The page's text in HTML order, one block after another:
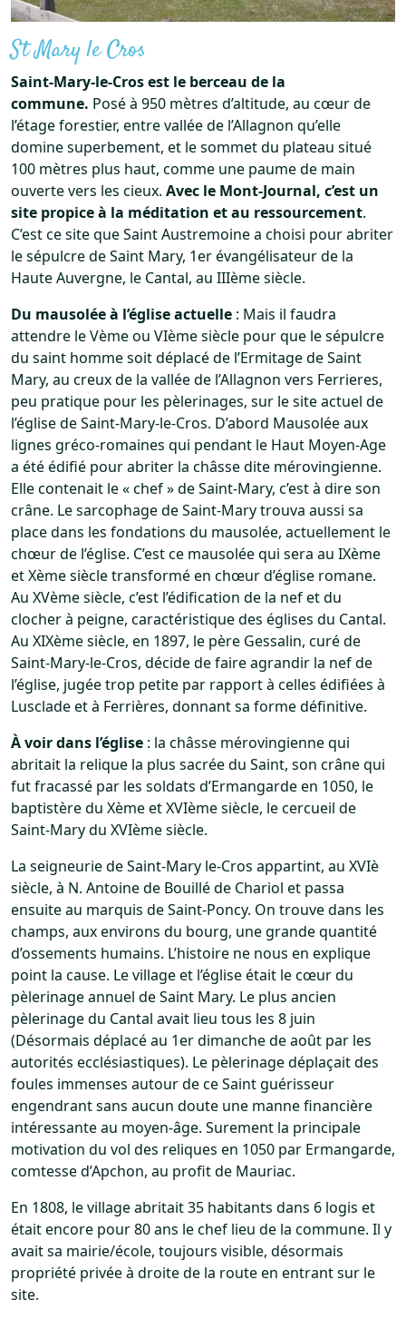
St Mary le Cros
Saint-Mary-le-Cros est le berceau de la
commune. Posé à 950 mètres d’altitude, au cœur de
l’étage forestier, entre vallée de l’Allagnon qu’elle
domine superbement, et le sommet du plateau situé
100 mètres plus haut, comme une paume de main
ouverte vers les cieux. Avec le Mont-Journal, c’est un
site propice à la méditation et au ressourcement.
C’est ce site que Saint Austremoine a choisi pour abriter
le sépulcre de Saint Mary, 1er évangélisateur de la
Haute Auvergne, le Cantal, au IIIème siècle.
Du mausolée à l’église actuelle : Mais il faudra
attendre le Vème ou VIème siècle pour que le sépulcre
du saint homme soit déplacé de l’Ermitage de Saint
Mary, au creux de la vallée de l’Allagnon vers Ferrieres,
peu pratique pour les pèlerinages, sur le site actuel de
l’église de Saint-Mary-le-Cros. D’abord Mausolée aux
lignes gréco-romaines qui pendant le Haut Moyen-Age
a été édifié pour abriter la châsse dite mérovingienne.
Elle contenait le « chef » de Saint-Mary, c’est à dire son
crâne. Le sarcophage de Saint-Mary trouva aussi sa
place dans les fondations du mausolée, actuellement le
chœur de l’église. C’est ce mausolée qui sera au IXème
et Xème siècle transformé en chœur d’église romane.
Au XVème siècle, c’est l’édification de la nef et du
clocher à peigne, caractéristique des églises du Cantal.
Au XIXème siècle, en 1897, le père Gessalin, curé de
Saint-Mary-le-Cros, décide de faire agrandir la nef de
l’église, jugée trop petite par rapport à celles édifiées à
Lusclade et à Ferrières, donnant sa forme définitive.
À voir dans l’église : la châsse mérovingienne qui
abritait la relique la plus sacrée du Saint, son crâne qui
fut fracassé par les soldats d’Ermangarde en 1050, le
baptistère du Xème et XVIème siècle, le cercueil de
Saint-Mary du XVIème siècle.
La seigneurie de Saint-Mary le-Cros appartint, au XVIè
siècle, à N. Antoine de Bouillé de Chariol et passa
ensuite au marquis de Saint-Poncy. On trouve dans les
champs, aux environs du bourg, une grande quantité
d’ossements humains. L’histoire ne nous en explique
point la cause. Le village et l’église était le cœur du
pèlerinage annuel de Saint Mary. Le plus ancien
pèlerinage du Cantal avait lieu tous les 8 juin
(Désormais déplacé au 1er dimanche de août par les
autorités ecclésiastiques). Le pèlerinage déplaçait des
foules immenses autour de ce Saint guérisseur
engendrant sans aucun doute une manne financière
intéressante au moyen-âge. Surement la principale
motivation du vol des reliques en 1050 par Ermangarde,
comtesse d’Apchon, au profit de Mauriac.
En 1808, le village abritait 35 habitants dans 6 logis et
était encore pour 80 ans le chef lieu de la commune. Il y
avait sa mairie/école, toujours visible, désormais
propriété privée à droite de la route en entrant sur le
site.